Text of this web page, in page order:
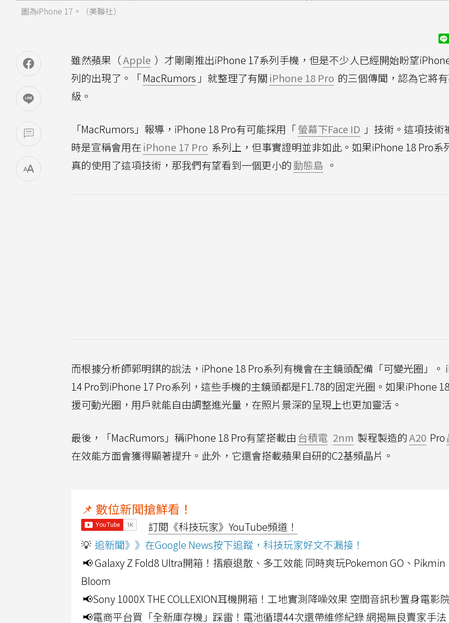
圖為iPhone 17。（美聯社）
雖然蘋果（Apple ）才剛剛推出iPhone 17系列手機，但是不少人已經開始盼望
列的出現了。「MacRumors 」就整理了有關 iPhone 18 Pro 的三個傳聞，認為它將
級。
「MacRumors」報導，iPhone 18 Pro有可能採用「螢幕下Face ID 」技術。這項技術
時是宣稱會用在 iPhone 17 Pro 系列上，但事實證明並非如此。如果iPhone 18 Pro系
真的使用了這項技術，那我們有望看到一個更小的動態島 。
而根據分析師郭明錤的說法，iPhone 18 Pro系列有機會在主鏡頭配備「可變光圈」。
14 Pro到iPhone 17 Pro系列，這些手機的主鏡頭都是F1.78的固定光圈。如果iPhone
援可動光圈，用戶就能自由調整進光量，在照片景深的呈現上也更加靈活。
最後，「MacRumors」稱iPhone 18 Pro有望搭載由 台積電 2nm 製程製造的A20 Pro
在效能方面會獲得顯著提升。此外，它還會搭載蘋果自研的C2基頻晶片。
📌 數位新聞搶鮮看！
訂閱《科技玩家》YouTube頻道！
💡 追新聞》》在Google News按下追蹤，科技玩家好文不漏接！
📢 Galaxy Z Fold8 Ultra開箱！摺痕退散、多工效能 同時爽玩Pokemon GO、Pikmin
Bloom
📢Sony 1000X THE COLLEXION耳機開箱！工地實測降噪效果 空間音訊秒置身電影
📢電商平台買「全新庫存機」踩雷！電池循環44次還帶維修紀錄 網揭無良賣家手法